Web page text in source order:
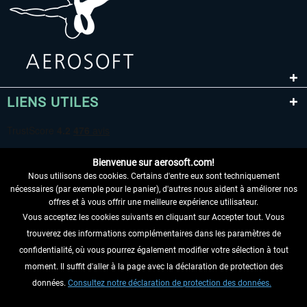
LIENS UTILES
RENONCER AU CONTRAT ICI
INFORMATIONS
NE MANQUEZ PAS LES DERNIÈRES
Bienvenue sur aerosoft.com!
Nous utilisons des cookies. Certains d'entre eux sont techniquement
nécessaires (par exemple pour le panier), d'autres nous aident à améliorer nos
offres et à vous offrir une meilleure expérience utilisateur.
Vous acceptez les cookies suivants en cliquant sur Accepter tout. Vous
trouverez des informations complémentaires dans les paramètres de
confidentialité, où vous pourrez également modifier votre sélection à tout
moment. Il suffit d'aller à la page avec la déclaration de protection des
données. Consultez notre déclaration de protection des données.